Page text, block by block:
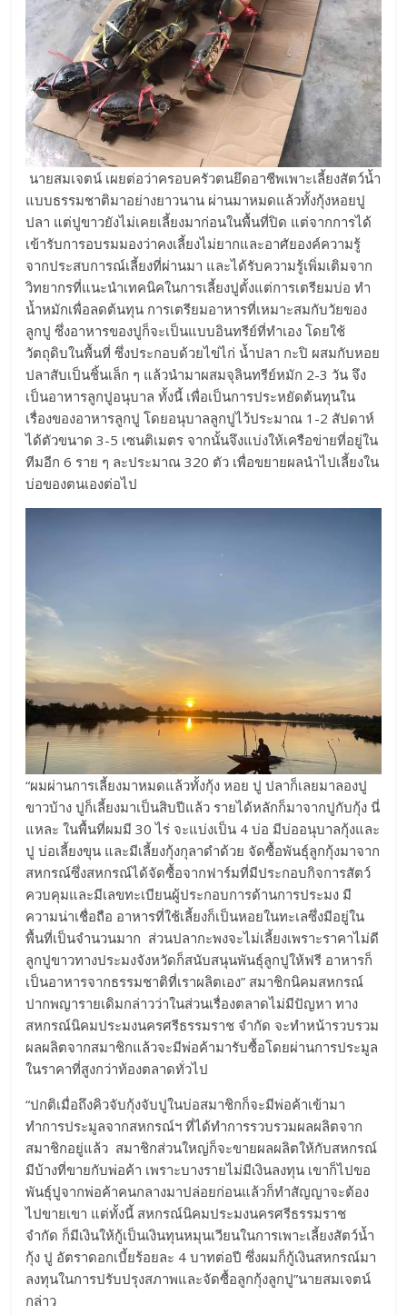
นายสมเจตน์ เผยต่อว่าครอบครัวตนยึดอาชีพเพาะเลี้ยงสัตว์น้ำ
แบบธรรมชาติมาอย่างยาวนาน ผ่านมาหมดแล้วทั้งกุ้งหอยปู
ปลา แต่ปูขาวยังไม่เคยเลี้ยงมาก่อนในพื้นที่ปิด แต่จากการได้
เข้ารับการอบรมมองว่าคงเลี้ยงไม่ยากและอาศัยองค์ความรู้
จากประสบการณ์เลี้ยงที่ผ่านมา และได้รับความรู้เพิ่มเติมจาก
วิทยากรที่แนะนำเทคนิคในการเลี้ยงปูตั้งแต่การเตรียมบ่อ ทำ
น้ำหมักเพื่อลดต้นทุน การเตรียมอาหารที่เหมาะสมกับวัยของ
ลูกปู ซึ่งอาหารของปูก็จะเป็นแบบอินทรีย์ที่ทำเอง โดยใช้
วัตถุดิบในพื้นที่ ซึ่งประกอบด้วยไข่ไก่ น้ำปลา กะปิ ผสมกับหอย
ปลาสับเป็นชิ้นเล็ก ๆ แล้วนำมาผสมจุลินทรีย์หมัก 2-3 วัน จึง
เป็นอาหารลูกปูอนุบาล ทั้งนี้ เพื่อเป็นการประหยัดต้นทุนใน
เรื่องของอาหารลูกปู โดยอนุบาลลูกปูไว้ประมาณ 1-2 สัปดาห์
ได้ตัวขนาด 3-5 เซนติเมตร จากนั้นจึงแบ่งให้เครือข่ายที่อยู่ใน
ทีมอีก 6 ราย ๆ ละประมาณ 320 ตัว เพื่อขยายผลนำไปเลี้ยงใน
บ่อของตนเองต่อไป
“ผมผ่านการเลี้ยงมาหมดแล้วทั้งกุ้ง หอย ปู ปลาก็เลยมาลองปู
ขาวบ้าง ปูก็เลี้ยงมาเป็นสิบปีแล้ว รายได้หลักก็มาจากปูกับกุ้ง นี่
แหละ ในพื้นที่ผมมี 30 ไร่ จะแบ่งเป็น 4 บ่อ มีบ่ออนุบาลกุ้งและ
ปู บ่อเลี้ยงขุน และมีเลี้ยงกุ้งกุลาดำด้วย จัดซื้อพันธุ์ลูกกุ้งมาจาก
สหกรณ์ซึ่งสหกรณ์ได้จัดซื้อจากฟาร์มที่มีประกอบกิจการสัตว์
ควบคุมและมีเลขทะเบียนผู้ประกอบการด้านการประมง มี
ความน่าเชื่อถือ อาหารที่ใช้เลี้ยงก็เป็นหอยในทะเลซึ่งมีอยู่ใน
พื้นที่เป็นจำนวนมาก ส่วนปลากะพงจะไม่เลี้ยงเพราะราคาไม่ดี
ลูกปูขาวทางประมงจังหวัดก็สนับสนุนพันธุ์ลูกปูให้ฟรี อาหารก็
เป็นอาหารจากธรรมชาติที่เราผลิตเอง” สมาชิกนิคมสหกรณ์
ปากพญารายเดิมกล่าวว่าในส่วนเรื่องตลาดไม่มีปัญหา ทาง
สหกรณ์นิคมประมงนครศรีธรรมราช จำกัด จะทำหน้ารวบรวม
ผลผลิตจากสมาชิกแล้วจะมีพ่อค้ามารับซื้อโดยผ่านการประมูล
ในราคาที่สูงกว่าท้องตลาดทั่วไป
“ปกติเมื่อถึงคิวจับกุ้งจับปูในบ่อสมาชิกก็จะมีพ่อค้าเข้ามา
ทำการประมูลจากสหกรณ์ฯ ที่ได้ทำการรวบรวมผลผลิตจาก
สมาชิกอยู่แล้ว สมาชิกส่วนใหญ่ก็จะขายผลผลิตให้กับสหกรณ์
มีบ้างที่ขายกับพ่อค้า เพราะบางรายไม่มีเงินลงทุน เขาก็ไปขอ
พันธุ์ปูจากพ่อค้าคนกลางมาปล่อยก่อนแล้วก็ทำสัญญาจะต้อง
ไปขายเขา แต่ทั้งนี้ สหกรณ์นิคมประมงนครศรีธรรมราช
จำกัด ก็มีเงินให้กู้เป็นเงินทุนหมุนเวียนในการเพาะเลี้ยงสัตว์น้ำ
กุ้ง ปู อัตราดอกเบี้ยร้อยละ 4 บาทต่อปี ซึ่งผมก็กู้เงินสหกรณ์มา
ลงทุนในการปรับปรุงสภาพและจัดซื้อลูกกุ้งลูกปู”นายสมเจตน์
กล่าว